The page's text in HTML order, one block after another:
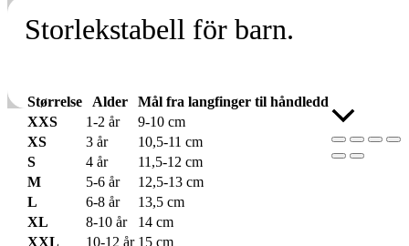
Storlekstabell för barn.
Størrelse Alder
Mål fra langfinger til håndledd
XXS
1-2 år
9-10 cm
XS
3 år
10,5-11 cm
S
4 år
11,5-12 cm
M
5-6 år
12,5-13 cm
L
6-8 år
13,5 cm
XL
8-10 år
14 cm
XXL
10-12 år 15 cm